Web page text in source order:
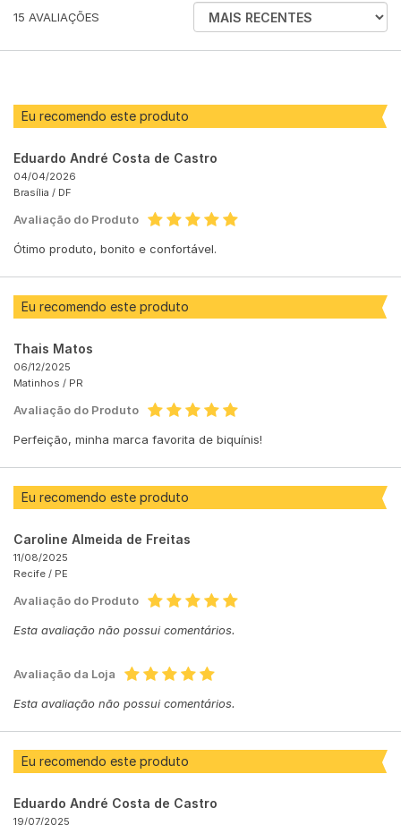
15 AVALIAÇÕES
ORDENAR
AVALIAÇÕES
Eu recomendo este produto
Eduardo André Costa de Castro
04/04/2026
Brasília / DF
Avaliação do Produto
Ótimo produto, bonito e confortável.
Eu recomendo este produto
Thais Matos
06/12/2025
Matinhos / PR
Avaliação do Produto
Perfeição, minha marca favorita de biquínis!
Eu recomendo este produto
Caroline Almeida de Freitas
11/08/2025
Recife / PE
Avaliação do Produto
Esta avaliação não possui comentários.
Avaliação da Loja
Esta avaliação não possui comentários.
Eu recomendo este produto
Eduardo André Costa de Castro
19/07/2025